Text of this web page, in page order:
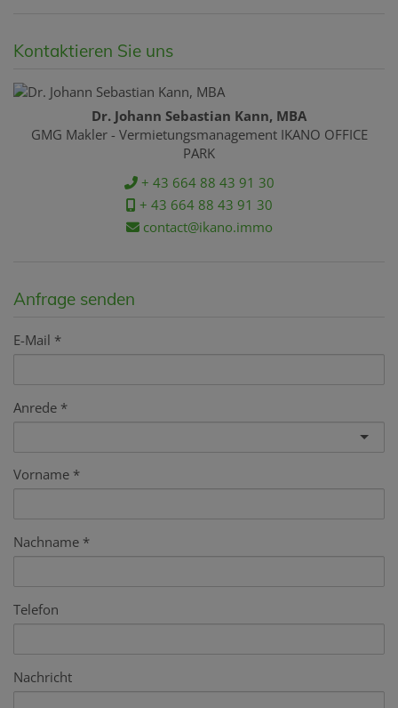
Kontaktieren Sie uns
Dr. Johann Sebastian Kann, MBA
GMG Makler - Vermietungsmanagement IKANO OFFICE
PARK
+ 43 664 88 43 91 30
+ 43 664 88 43 91 30
contact@ikano.immo
Anfrage senden
E-Mail
Anrede
Vorname
Nachname
Telefon
Nachricht